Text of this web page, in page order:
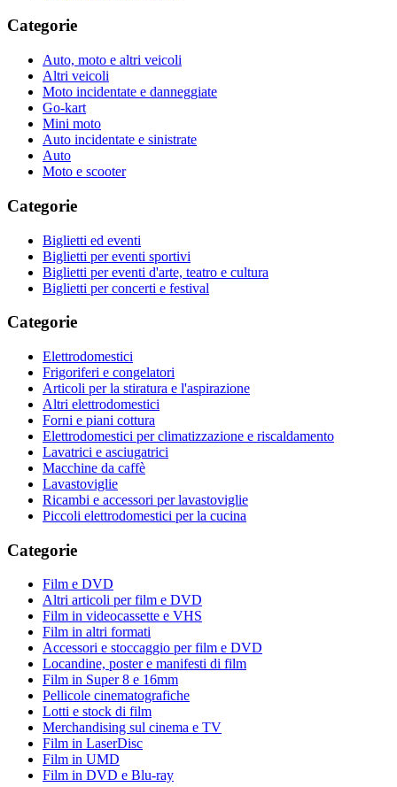
Categorie
Auto, moto e altri veicoli
Altri veicoli
Moto incidentate e danneggiate
Go-kart
Mini moto
Auto incidentate e sinistrate
Auto
Moto e scooter
Categorie
Biglietti ed eventi
Biglietti per eventi sportivi
Biglietti per eventi d'arte, teatro e cultura
Biglietti per concerti e festival
Categorie
Elettrodomestici
Frigoriferi e congelatori
Articoli per la stiratura e l'aspirazione
Altri elettrodomestici
Forni e piani cottura
Elettrodomestici per climatizzazione e riscaldamento
Lavatrici e asciugatrici
Macchine da caffè
Lavastoviglie
Ricambi e accessori per lavastoviglie
Piccoli elettrodomestici per la cucina
Categorie
Film e DVD
Altri articoli per film e DVD
Film in videocassette e VHS
Film in altri formati
Accessori e stoccaggio per film e DVD
Locandine, poster e manifesti di film
Film in Super 8 e 16mm
Pellicole cinematografiche
Lotti e stock di film
Merchandising sul cinema e TV
Film in LaserDisc
Film in UMD
Film in DVD e Blu-ray